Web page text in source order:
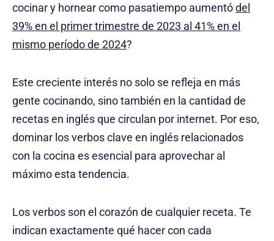
cocinar y hornear como pasatiempo aumentódel
39% en el primer trimestre de 2023 al 41% en el
mismo período de 2024?
Este creciente interés no solo se refleja en más
gente cocinando, sino también en la cantidad de
recetas en inglés que circulan por internet. Por eso,
dominar los verbos clave en inglés relacionados
con la cocina es esencial para aprovechar al
máximo esta tendencia.
Los verbos son el corazón de cualquier receta. Te
indican exactamente qué hacer con cada